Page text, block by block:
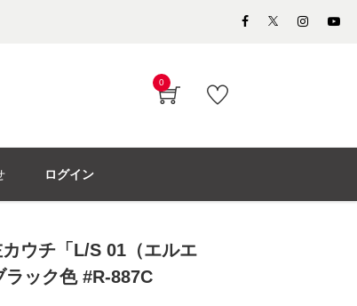
0
ログイン
ウチ「L/S 01（エルエ
ック色 #R-887C